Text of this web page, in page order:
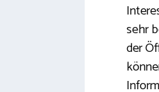
sehr
der